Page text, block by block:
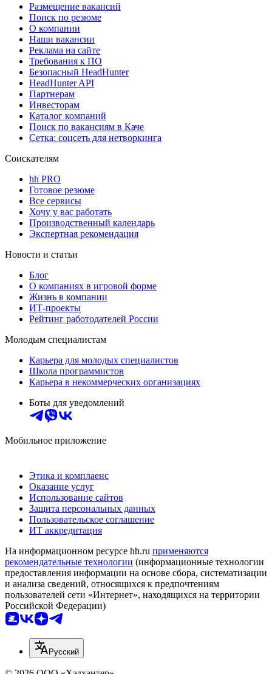
Размещение вакансий
Поиск по резюме
О компании
Наши вакансии
Реклама на сайте
Требования к ПО
Безопасный HeadHunter
HeadHunter API
Партнерам
Инвесторам
Каталог компаний
Поиск по вакансиям в Каче
Сетка: соцсеть для нетворкинга
Соискателям
hh PRO
Готовое резюме
Все сервисы
Хочу у вас работать
Производственный календарь
Экспертная рекомендация
Новости и статьи
Блог
О компаниях в игровой форме
Жизнь в компании
ИТ-проекты
Рейтинг работодателей России
Молодым специалистам
Карьера для молодых специалистов
Школа программистов
Карьера в некоммерческих организациях
Боты для уведомлений
Мобильное приложение
Этика и комплаенс
Оказание услуг
Использование сайтов
Защита персональных данных
Пользовательское соглашение
ИТ аккредитация
На информационном ресурсе hh.ru применяются
рекомендательные технологии (информационные технологии
предоставления информации на основе сбора, систематизации
и анализа сведений, относящихся к предпочтениям
пользователей сети «Интернет», находящихся на территории
Российской Федерации)
Русский